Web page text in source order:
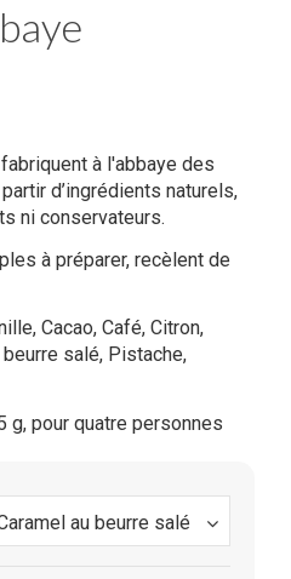
à l'abbaye des
d’ingrédients naturels,
ni conservateurs.
à préparer, recèlent de
Cacao, Café, Citron,
salé, Pistache,
g, pour quatre personnes